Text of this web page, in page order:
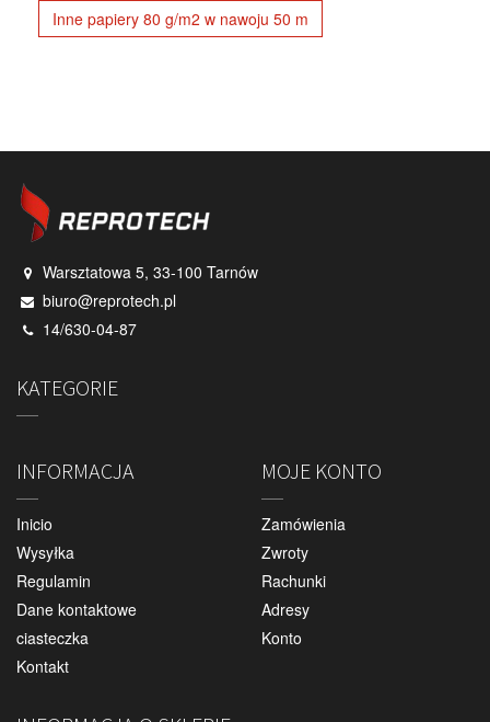
Inne papiery 80 g/m2 w nawoju 50 m
Warsztatowa 5, 33-100 Tarnów
biuro@reprotech.pl
14/630-04-87
KATEGORIE
INFORMACJA
Inicio
Wysyłka
Regulamin
Dane kontaktowe
ciasteczka
Kontakt
MOJE KONTO
Zamówienia
Zwroty
Rachunki
Adresy
Konto